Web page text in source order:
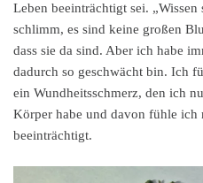
Leben beeinträchtigt sei.
schlimm, es sind keine großen
dass sie da sind. Aber ich habe
dadurch so geschwächt bin. Ich
ein Wundheitsschmerz, den ich
Körper habe und davon fühle
beeinträchtigt.